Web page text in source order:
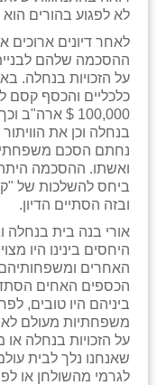
לא לפגוע בהורים
לאחר דיונים ארוכים
ההסכמה שלהם
על הזכויות בנחלה.
כלכליים והכסף קסם
100,000 $
בנחלה וכן את
נחתם הסכם משפחתי
ואשתו. ההסכמה
ביחס להשלכות של
ובזה הסתיים הדיון.
אורי בנה בית בנחלה
היחסים בינינו היו
האחרים
הכספים האחים
ביניהם היו טובים,
משפחתיות מעולם לא
על הזכויות בנחלה
שאנחנו נלך לבית
לגרמי מהשולחן או
שדה ורבורג
שדה צבי
שדמה
שכניה
תלמי יוסף
בוסתן הגליל